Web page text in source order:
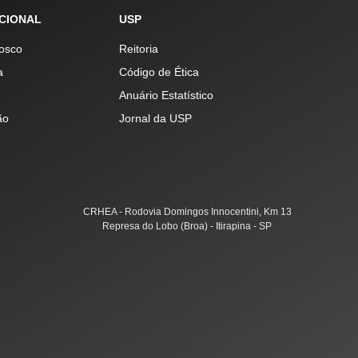
USP
Reitoria
Código de Ética
Anuário Estatístico
Jornal da USP
CRHEA - Rodovia Domingos Innocentini, Km 13
Represa do Lobo (Broa) - Itirapina - SP